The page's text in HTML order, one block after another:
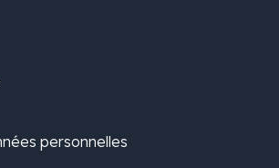
personnelles